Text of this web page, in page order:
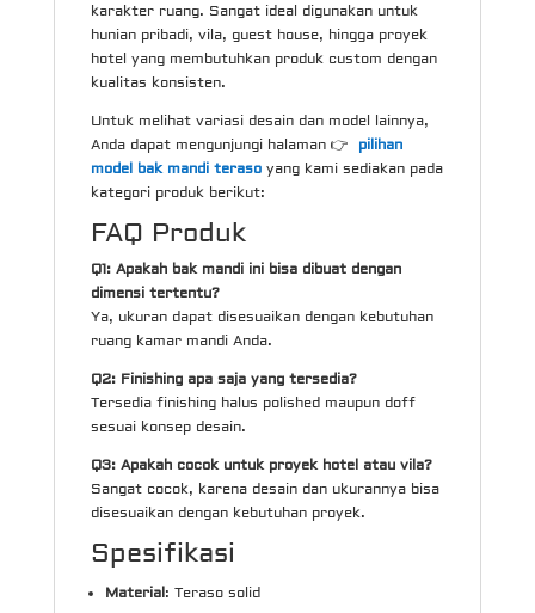
karakter ruang. Sangat ideal digunakan untuk
hunian pribadi, vila, guest house, hingga proyek
hotel yang membutuhkan produk custom dengan
kualitas konsisten.
Untuk melihat variasi desain dan model lainnya,
Anda dapat mengunjungi halaman 👉 pilihan
model bak mandi teraso yang kami sediakan pada
kategori produk berikut:
FAQ Produk
Q1: Apakah bak mandi ini bisa dibuat dengan
dimensi tertentu?
Ya, ukuran dapat disesuaikan dengan kebutuhan
ruang kamar mandi Anda.
Q2: Finishing apa saja yang tersedia?
Tersedia finishing halus polished maupun doff
sesuai konsep desain.
Q3: Apakah cocok untuk proyek hotel atau vila?
Sangat cocok, karena desain dan ukurannya bisa
disesuaikan dengan kebutuhan proyek.
Spesifikasi
Material: Teraso solid